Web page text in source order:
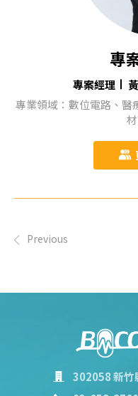
專
專案經理
專業領域：數位電路、醫
Previous
302058 新竹